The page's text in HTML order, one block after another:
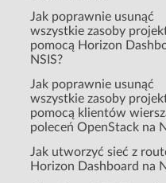
Jak poprawnie usunąć
wszystkie zasoby
pomocą Horizon
NSIS?
Jak poprawnie usunąć
wszystkie zasoby
pomocą klientów
poleceń OpenStack na
Jak utworzyć sieć z
Horizon Dashboard na